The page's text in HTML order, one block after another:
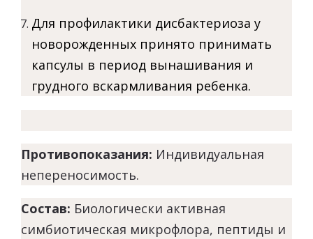
Для профилактики дисбактериоза у
новорожденных принято принимать
капсулы в период вынашивания и
грудного вскармливания ребенка.
Противопоказания: Индивидуальная
непереносимость.
Состав: Биологически активная
симбиотическая микрофлора, пептиды и